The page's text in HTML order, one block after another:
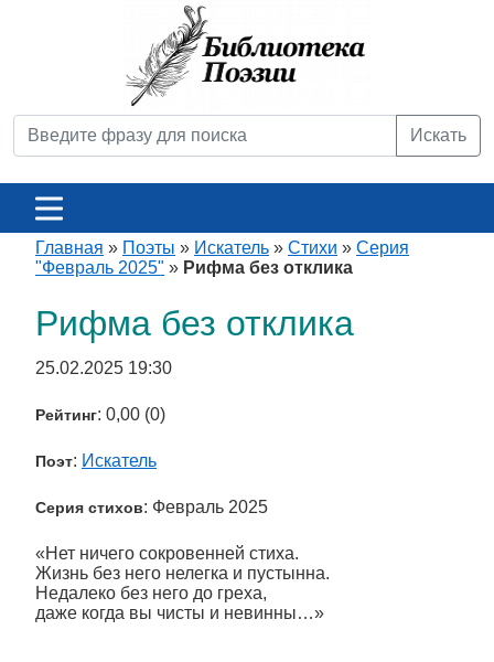
Искать
Главная » Поэты » Искатель » Стихи » Серия
"Февраль 2025" » Рифма без отклика
Рифма без отклика
25.02.2025 19:30
Рейтинг: 0,00 (0)
Поэт: Искатель
Серия стихов: Февраль 2025
«Нет ничего сокровенней стиха.
Жизнь без него нелегка и пустынна.
Недалеко без него до греха,
даже когда вы чисты и невинны…»